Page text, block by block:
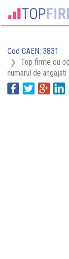
Cod CAEN: 3831
Top firme cu
numarul de angajati